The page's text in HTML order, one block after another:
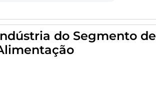
do Segmento de